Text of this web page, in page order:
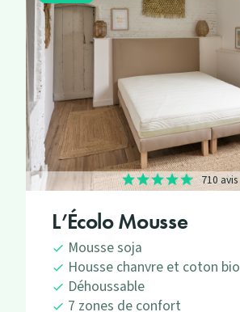
L’Écolo Mousse
Mousse soja
Housse chanvre et coton bio
Déhoussable
7 zones de confort
710 avis